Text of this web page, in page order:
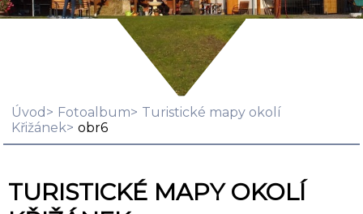
Úvod Fotoalbum
Turistické mapy okolí
Křižánek
obr6
TURISTICKÉ MAPY OKOLÍ